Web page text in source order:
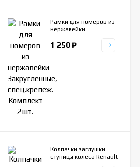
Рамки для номеров из
нержавейки
спец.крепеж. Комплект
1 250 ₽
Колпачки заглушки
ступицы колеса Renault